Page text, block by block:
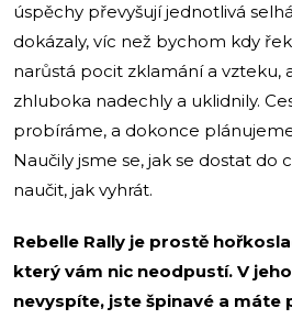
úspěchy převyšují jednotlivá
dokázaly, víc než bychom kdy
narůstá pocit zklamání a vzteku,
zhluboka nadechly a uklidnily.
probíráme, a dokonce
Naučily jsme se, jak se dostat do
naučit, jak vyhrát.
Rebelle Rally je prostě
který vám nic neodpustí. V
nevyspíte, jste špinavé a máte